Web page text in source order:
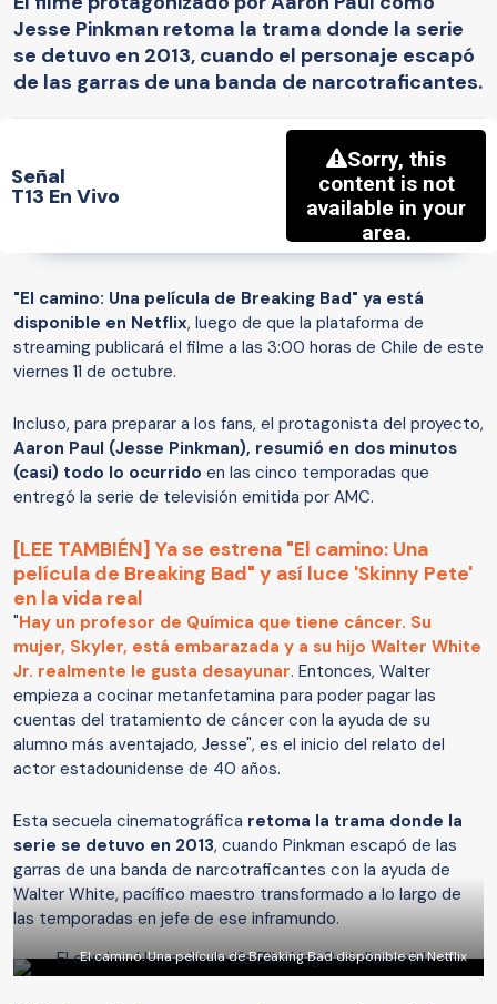
Jesse Pinkman retoma la trama donde la serie
se detuvo en 2013, cuando el personaje escapó
de las garras de una banda de narcotraficantes.
Señal
T13 En Vivo
"El camino: Una película de Breaking Bad" ya está
disponible en Netflix, luego de que la plataforma de
streaming publicará el filme a las 3:00 horas de Chile de este
viernes 11 de octubre.
Incluso, para preparar a los fans, el protagonista del proyecto,
Aaron Paul (Jesse Pinkman), resumió en dos minutos
(casi) todo lo ocurrido en las cinco temporadas que
entregó la serie de televisión emitida por AMC.
[LEE TAMBIÉN] Ya se estrena "El camino: Una
película de Breaking Bad" y así luce 'Skinny Pete'
en la vida real
"Hay un profesor de Química que tiene cáncer. Su
mujer, Skyler, está embarazada y a su hijo Walter White
Jr. realmente le gusta desayunar. Entonces, Walter
empieza a cocinar metanfetamina para poder pagar las
cuentas del tratamiento de cáncer con la ayuda de su
alumno más aventajado, Jesse", es el inicio del relato del
actor estadounidense de 40 años.
Esta secuela cinematográfica retoma la trama donde la
serie se detuvo en 2013, cuando Pinkman escapó de las
garras de una banda de narcotraficantes con la ayuda de
Walter White, pacífico maestro transformado a lo largo de
las temporadas en jefe de ese inframundo.
El camino: Una película de Breaking Bad disponible en Netflix